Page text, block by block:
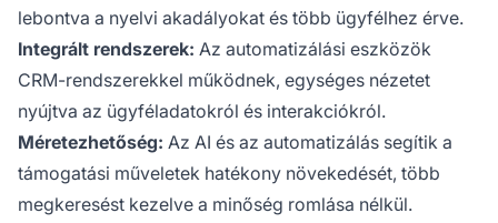
lebontva a nyelvi akadályokat és több ügyfélhez érve.
Integrált rendszerek: Az automatizálási eszközök
CRM-rendszerekkel működnek, egységes nézetet
nyújtva az ügyféladatokról és interakciókról.
Méretezhetőség: Az AI és az automatizálás segítik a
támogatási műveletek hatékony növekedését, több
megkeresést kezelve a minőség romlása nélkül.